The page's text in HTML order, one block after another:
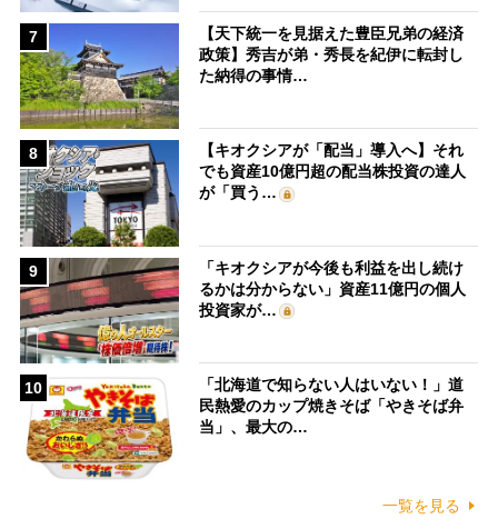
7
【天下統一を見据えた豊臣兄弟の経済
政策】秀吉が弟・秀長を紀伊に転封し
た納得の事情…
8
【キオクシアが「配当」導入へ】それ
でも資産10億円超の配当株投資の達人
が「買う…
9
「キオクシアが今後も利益を出し続け
るかは分からない」資産11億円の個人
投資家が…
10
「北海道で知らない人はいない！」道
民熱愛のカップ焼きそば「やきそば弁
当」、最大の…
一覧を見る